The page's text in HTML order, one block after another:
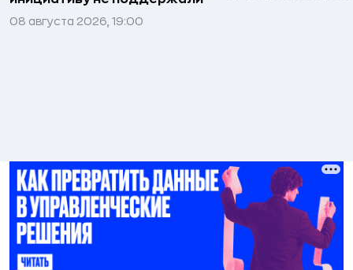
08 августа 2026, 19:00